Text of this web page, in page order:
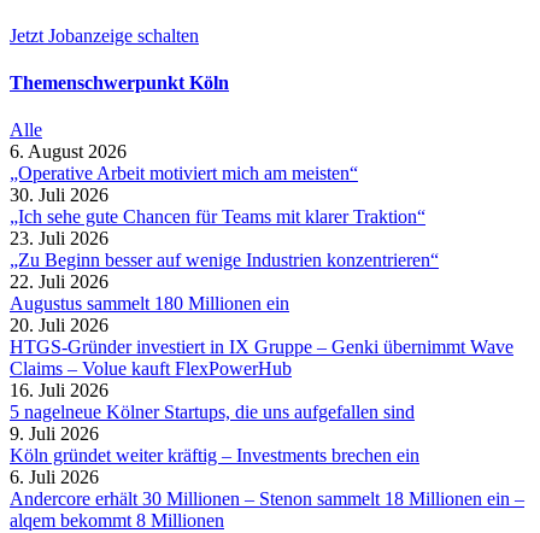
Jetzt Jobanzeige schalten
Themenschwerpunkt Köln
Alle
6. August 2026
„Operative Arbeit motiviert mich am meisten“
30. Juli 2026
„Ich sehe gute Chancen für Teams mit klarer Traktion“
23. Juli 2026
„Zu Beginn besser auf wenige Industrien konzentrieren“
22. Juli 2026
Augustus sammelt 180 Millionen ein
20. Juli 2026
HTGS-Gründer investiert in IX Gruppe – Genki übernimmt Wave
Claims – Volue kauft FlexPowerHub
16. Juli 2026
5 nagelneue Kölner Startups, die uns aufgefallen sind
9. Juli 2026
Köln gründet weiter kräftig – Investments brechen ein
6. Juli 2026
Andercore erhält 30 Millionen – Stenon sammelt 18 Millionen ein –
alqem bekommt 8 Millionen